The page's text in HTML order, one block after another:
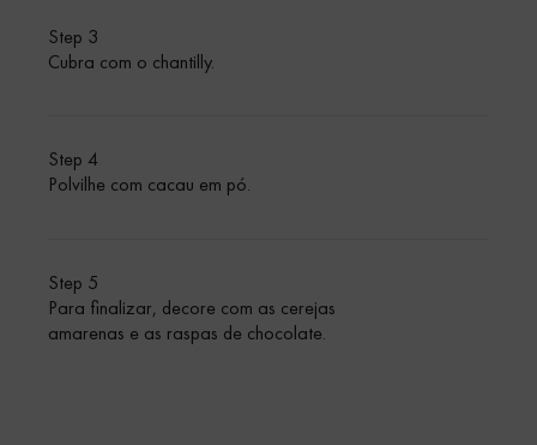
Step 3
Cubra com o chantilly.
Step 4
Polvilhe com cacau em pó.
Step 5
Para finalizar, decore com as cerejas
amarenas e as raspas de chocolate.